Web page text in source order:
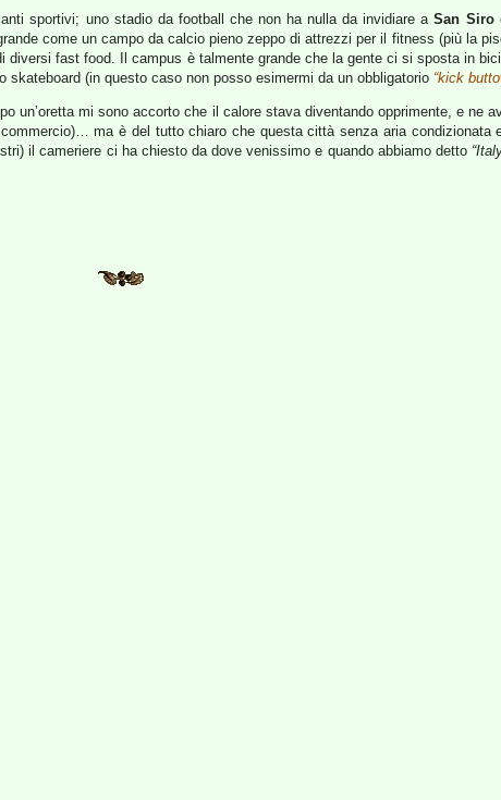
sportivi; uno stadio da football che non ha nulla da invidiare aSan Siro
come un campo da calcio pieno zeppo di attrezzi per il fitness (più la
fast food. Il campus è talmente grande che la gente ci si sposta in
(in questo caso non posso esimermi da un obbligatorio “kick
un’oretta mi sono accorto che il calore stava diventando opprimente, e ne
ma è del tutto chiaro che questa città senza aria condizionata
il cameriere ci ha chiesto da dove venissimo e quando abbiamo detto